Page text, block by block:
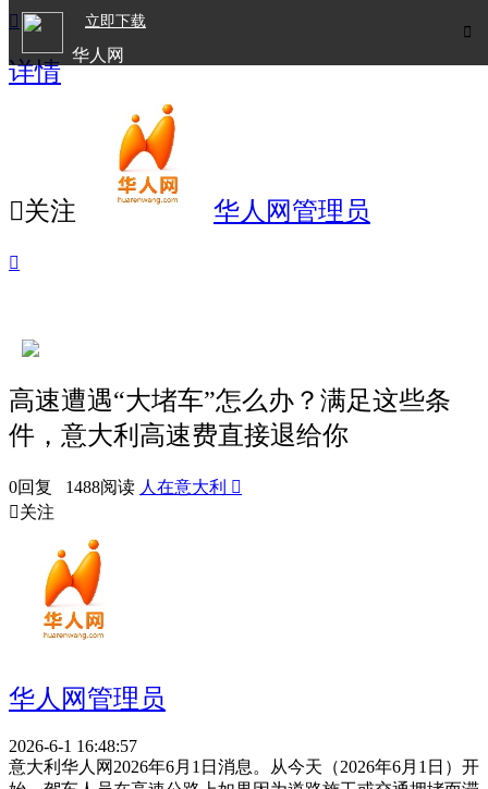

立即下载
华人网

详情
关注 华人网管理员

高速遭遇“大堵车”怎么办？满足这些条
件，意大利高速费直接退给你
0回复 1488阅读 人在意大利 
关注
华人网管理员
2026-6-1 16:48:57
意大利华人网2026年6月1日消息。从今天（2026年6月1日）开